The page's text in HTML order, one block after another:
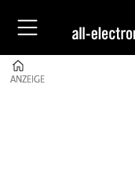
ANZEIGE
ANZEIGE